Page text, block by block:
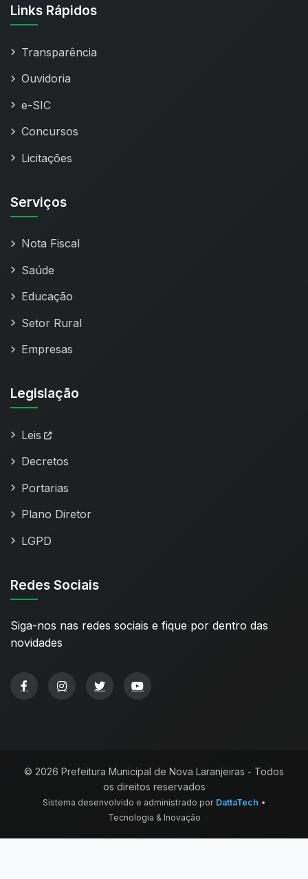
Links Rápidos
Transparência
Ouvidoria
e-SIC
Concursos
Licitações
Serviços
Nota Fiscal
Saúde
Educação
Setor Rural
Empresas
Legislação
Leis
Decretos
Portarias
Plano Diretor
LGPD
Redes Sociais
Siga-nos nas redes sociais e fique por dentro das
novidades
© 2026 Prefeitura Municipal de Nova Laranjeiras - Todos
os direitos reservados
Sistema desenvolvido e administrado por DattaTech •
Tecnologia & Inovação